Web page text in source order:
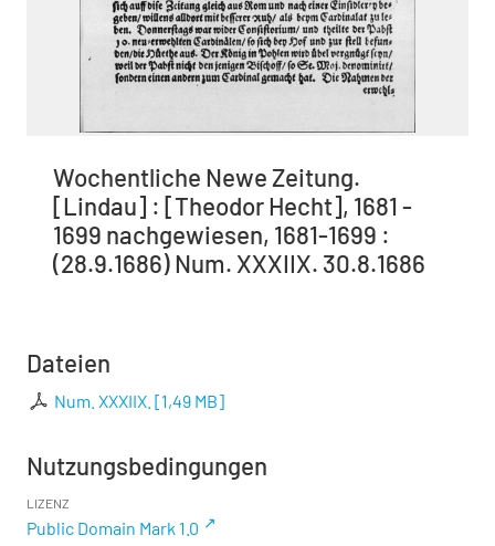
Wochentliche Newe Zeitung.
[Lindau] : [Theodor Hecht], 1681 -
1699 nachgewiesen, 1681-1699 :
(28.9.1686) Num. XXXIIX. 30.8.1686
Dateien
Num. XXXIIX. [1,49 MB]
Nutzungsbedingungen
LIZENZ
Public Domain Mark 1.0